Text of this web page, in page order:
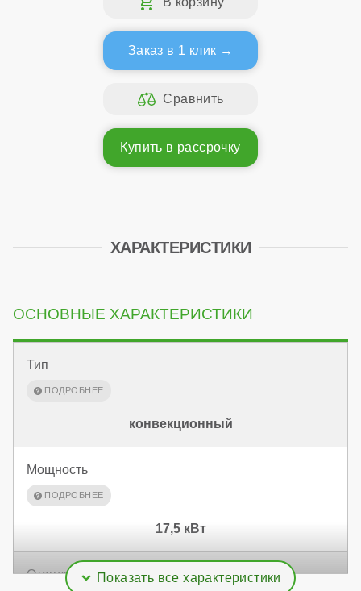
Заказ в 1 клик
Купить в рассрочку
ХАРАКТЕРИСТИКИ
ОСНОВНЫЕ ХАРАКТЕРИСТИКИ
Тип
конвекционный
Мощность
17,5 кВт
Отапливаемая площадь